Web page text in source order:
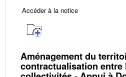
Accéder à la notice
Aménagement du
contractualisation entre